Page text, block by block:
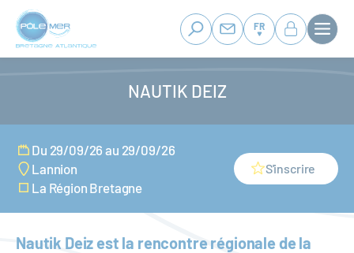
Panneau de gestion des cookies
Aller
contenu
FR
NAUTIK DEIZ
Du 29/09/26 au 29/09/26
Lannion
La Région Bretagne
S'inscrire
Nautik Deiz est la rencontre régionale de la